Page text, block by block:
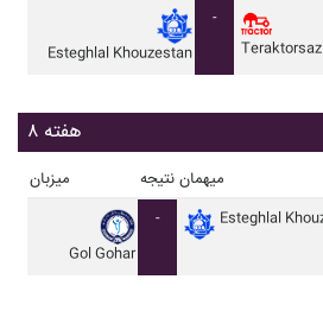
Esteghlal Khouzestan
-
هفته ۸
میزبان نتیجه میهمان
Gol Gohar
- Esteghlal